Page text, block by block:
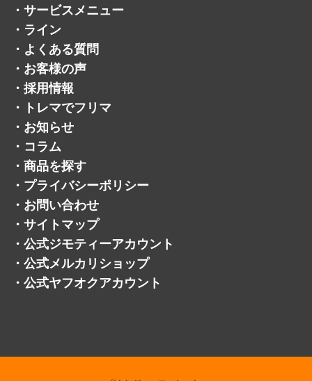
・ サービスメニュー
・ ライン
・ よくある質問
・ お客様の声
・ 採用情報
・
トレマでフリマ
・ お知らせ
・ コラム
・ 商品を探す
・ プライバシーポリシー
・ お問い合わせ
・ サイトマップ
・ 公式ジモティーアカウント
・ 公式メルカリショップ
・ 公式ヤフオクアカウント